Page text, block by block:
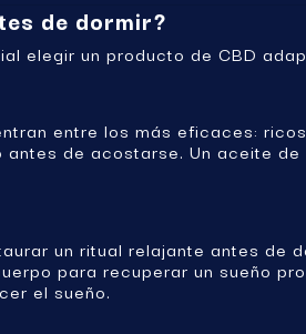
de dormir?
elegir un producto de CBD
entre los más eficaces:
de acostarse. Un aceite
un ritual relajante antes
para recuperar un sueño
el sueño.